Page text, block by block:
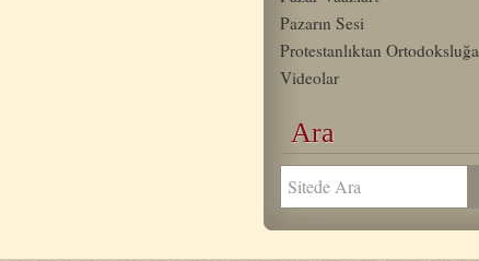
Pazarın Sesi
Protestanlıktan Ortodoksluğa
Videolar
Ara